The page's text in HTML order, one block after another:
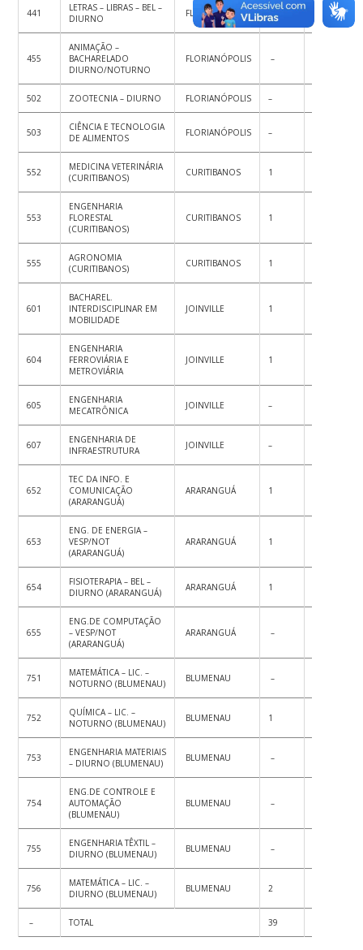
441
LETRAS – LIBRAS – BEL –
DIURNO
FLORIANÓPOLIS 1
455
ANIMAÇÃO –
BACHARELADO
DIURNO/NOTURNO
FLORIANÓPOLIS –
502 ZOOTECNIA – DIURNO FLORIANÓPOLIS –
503
CIÊNCIA E TECNOLOGIA
DE ALIMENTOS
FLORIANÓPOLIS –
552
MEDICINA VETERINÁRIA
(CURITIBANOS)
CURITIBANOS 1
553
ENGENHARIA
FLORESTAL
(CURITIBANOS)
CURITIBANOS 1
555
AGRONOMIA
(CURITIBANOS)
CURITIBANOS 1
601
BACHAREL.
INTERDISCIPLINAR EM
MOBILIDADE
JOINVILLE 1
604
ENGENHARIA
FERROVIÁRIA E
METROVIÁRIA
JOINVILLE 1
605
ENGENHARIA
MECATRÔNICA
JOINVILLE –
607
ENGENHARIA DE
INFRAESTRUTURA
JOINVILLE –
652
TEC DA INFO. E
COMUNICAÇÃO
(ARARANGUÁ)
ARARANGUÁ 1
653
ENG. DE ENERGIA –
VESP/NOT
(ARARANGUÁ)
ARARANGUÁ 1
654
FISIOTERAPIA – BEL –
DIURNO (ARARANGUÁ)
ARARANGUÁ 1
655
ENG.DE COMPUTAÇÃO
– VESP/NOT
(ARARANGUÁ)
ARARANGUÁ –
751
MATEMÁTICA – LIC. –
NOTURNO (BLUMENAU)
BLUMENAU –
752
QUÍMICA – LIC. –
NOTURNO (BLUMENAU)
BLUMENAU 1
753
ENGENHARIA MATERIAIS
– DIURNO (BLUMENAU)
BLUMENAU –
754
ENG.DE CONTROLE E
AUTOMAÇÃO
(BLUMENAU)
BLUMENAU –
755
ENGENHARIA TÊXTIL –
DIURNO (BLUMENAU)
BLUMENAU –
756
MATEMÁTICA – LIC. –
DIURNO (BLUMENAU)
BLUMENAU 2
– TOTAL 39